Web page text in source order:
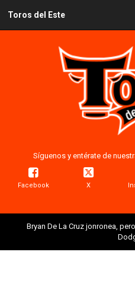
Toros del Este
Síguenos y entérate de
Facebook X
Bryan De La Cruz jonronea,